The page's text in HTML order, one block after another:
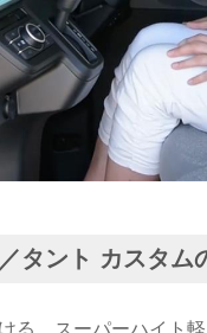
タント カスタム
る、スーパーハイト